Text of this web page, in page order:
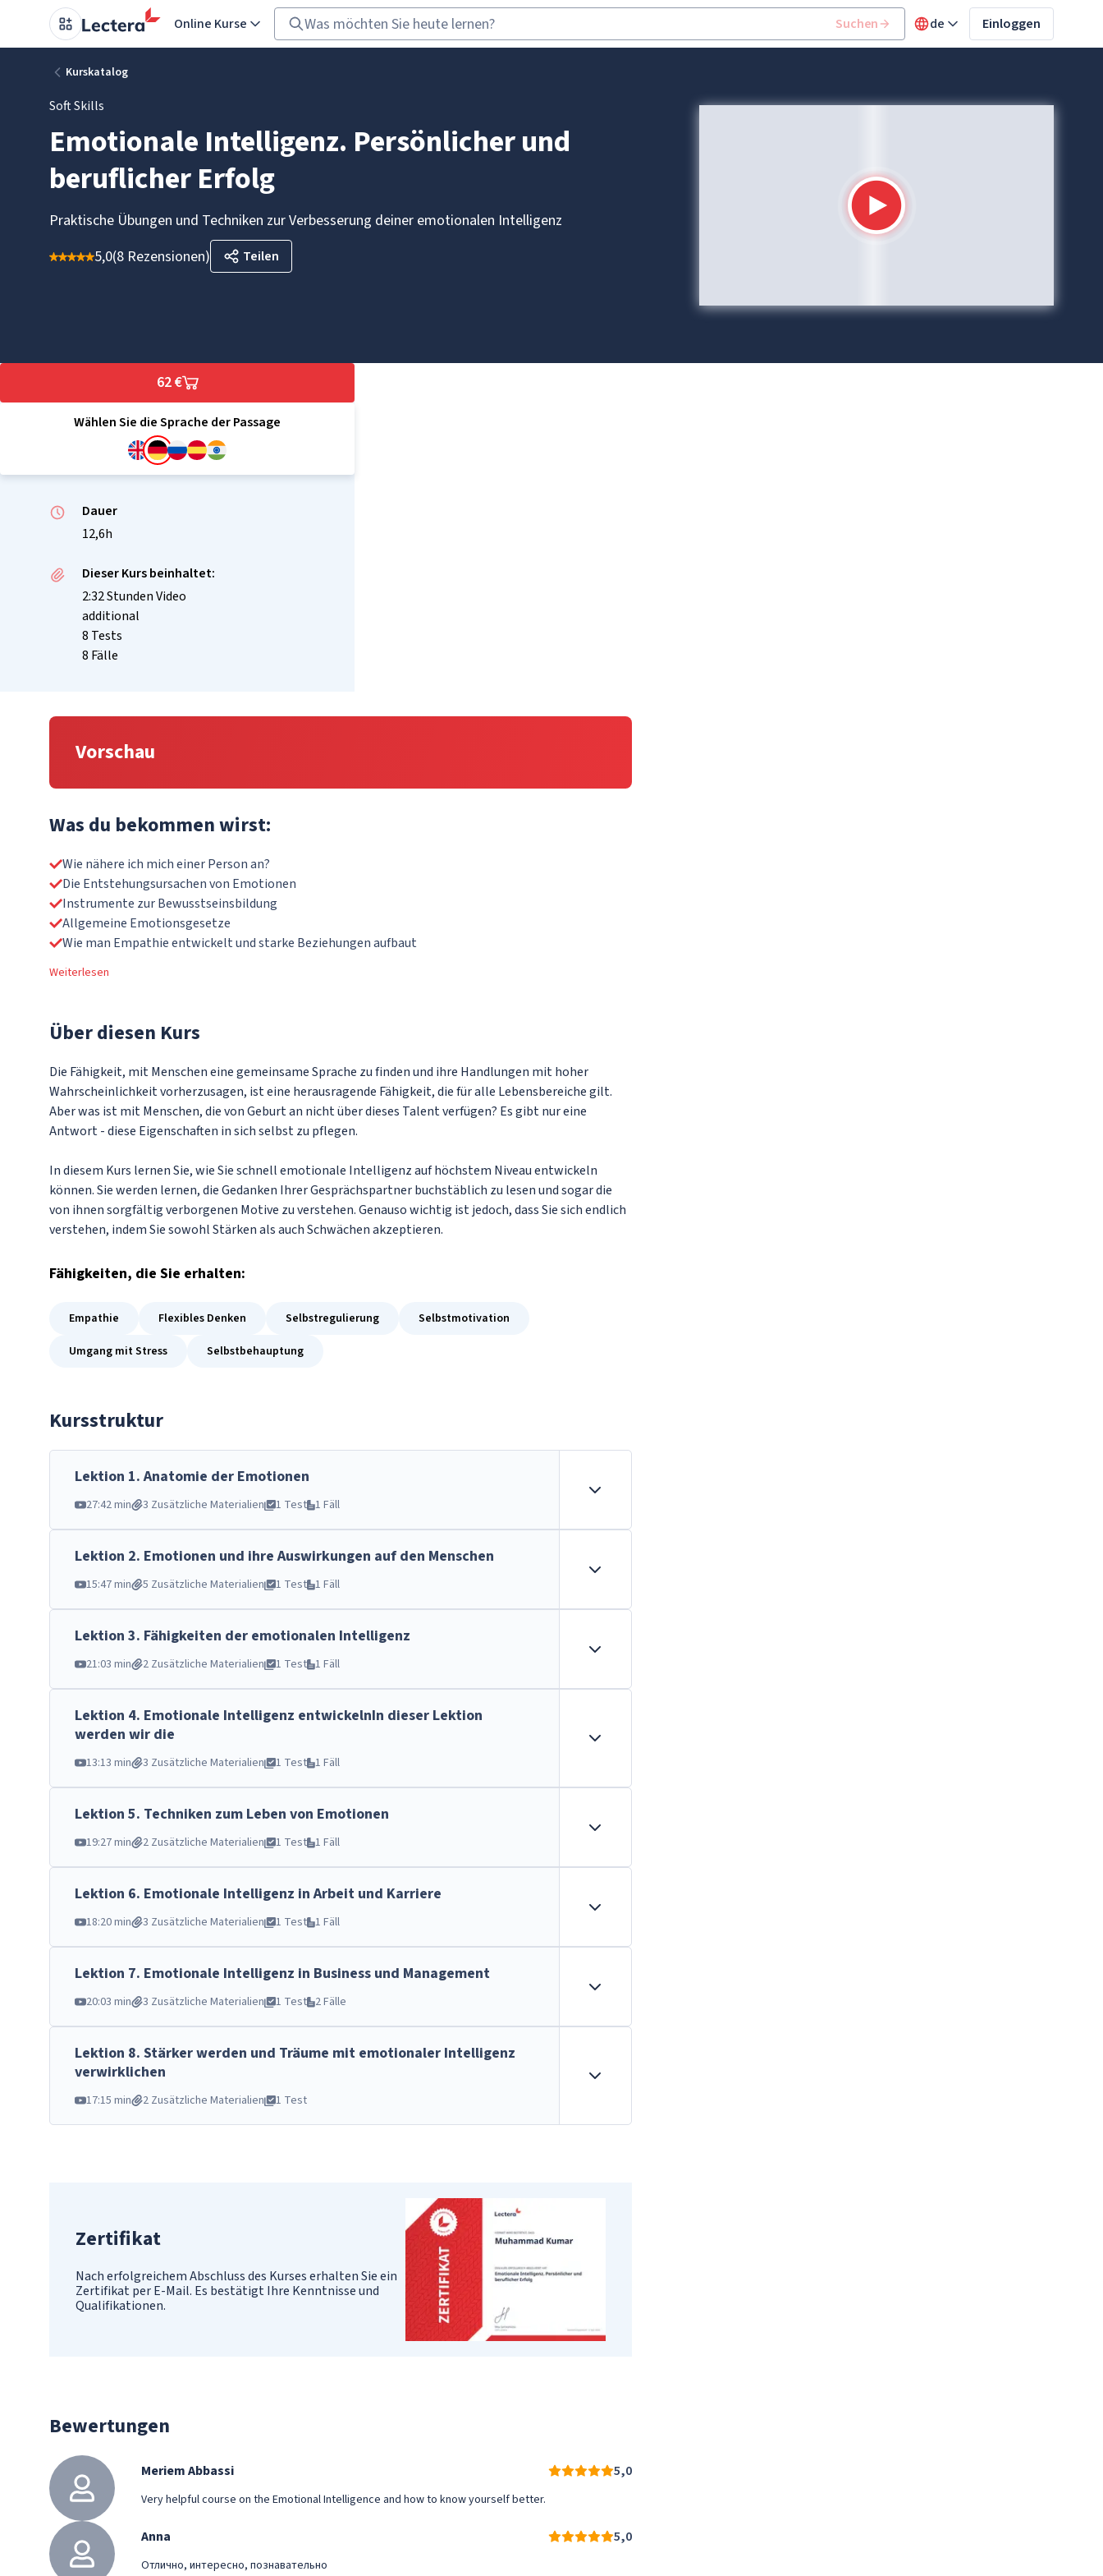
Online Kurse Suchen de Einloggen
Kurskatalog
Soft Skills
Emotionale Intelligenz. Persönlicher und
beruflicher Erfolg
Praktische Übungen und Techniken zur Verbesserung deiner emotionalen Intelligenz
5,0(8 Rezensionen) Teilen
62 €
Wählen Sie die Sprache der Passage
Dauer
12,6h
Dieser Kurs beinhaltet:
2:32 Stunden Video
additional
8 Tests
8 Fälle
Vorschau
Was du bekommen wirst:
Wie nähere ich mich einer Person an?
Die Entstehungsursachen von Emotionen
Instrumente zur Bewusstseinsbildung
Allgemeine Emotionsgesetze
Wie man Empathie entwickelt und starke Beziehungen aufbaut
Weiterlesen
Überdiesen Kurs
Die Fähigkeit, mit Menschen eine gemeinsame Sprache zu finden und ihre Handlungen mit hoher
Wahrscheinlichkeit vorherzusagen, ist eine herausragende Fähigkeit, die für alle Lebensbereiche gilt.
Aber was ist mit Menschen, die von Geburt an nicht über dieses Talent verfügen? Es gibt nur eine
Antwort - diese Eigenschaften in sich selbst zu pflegen.
In diesem Kurs lernen Sie, wie Sie schnell emotionale Intelligenz auf höchstem Niveau entwickeln
können. Sie werden lernen, die Gedanken Ihrer Gesprächspartner buchstäblich zu lesen und sogar die
von ihnen sorgfältig verborgenen Motive zu verstehen. Genauso wichtig ist jedoch, dass Sie sich endlich
verstehen, indem Sie sowohl Stärken als auch Schwächen akzeptieren.
Fähigkeiten, die Sie erhalten:
Empathie Flexibles Denken Selbstregulierung
Selbstmotivation
Umgang mit Stress
Selbstbehauptung
Kursstruktur
Lektion 1.Anatomie der Emotionen
27:42 min 3 Zusätzliche Materialien 1 Test 1 Fäll
Lektion 2. Emotionen und ihre Auswirkungen auf den Menschen
15:47 min 5 Zusätzliche Materialien 1 Test 1 Fäll
Lektion 3. Fähigkeiten der emotionalen Intelligenz
21:03 min 2 Zusätzliche Materialien 1 Test 1 Fäll
Lektion 4. Emotionale Intelligenz entwickelnIn dieser Lektion
werden wir die
13:13 min 3 Zusätzliche Materialien 1 Test 1 Fäll
Lektion 5. Techniken zum Leben von Emotionen
19:27 min 2 Zusätzliche Materialien 1 Test 1 Fäll
Lektion 6. Emotionale Intelligenz in Arbeit und Karriere
18:20 min 3 Zusätzliche Materialien 1 Test 1 Fäll
Lektion 7. Emotionale Intelligenz in Business und Management
20:03 min 3 Zusätzliche Materialien 1 Test 2 Fälle
Lektion 8. Stärker werden und Träume mit emotionaler Intelligenz
verwirklichen
17:15 min 2 Zusätzliche Materialien 1 Test
Zertifikat
Nach erfolgreichem Abschluss des Kurses erhalten Sie ein
Zertifikat per E-Mail. Es bestätigt Ihre Kenntnisse und
Qualifikationen.
Bewertungen
Meriem Abbassi 5,0
Very helpful course on the Emotional Intelligence and how to know yourself better.
Anna 5,0
Отлично, интересно, познавательно